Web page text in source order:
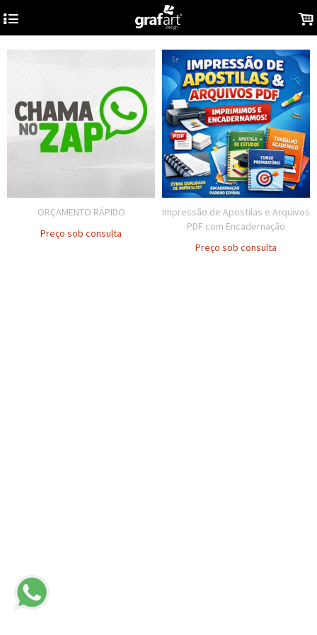
4 .
ORÇAMENTO RÁPIDO
Preço sob consulta
Impressão de Apostilas e Arquivos
PDF com Encadernação
Preço sob consulta